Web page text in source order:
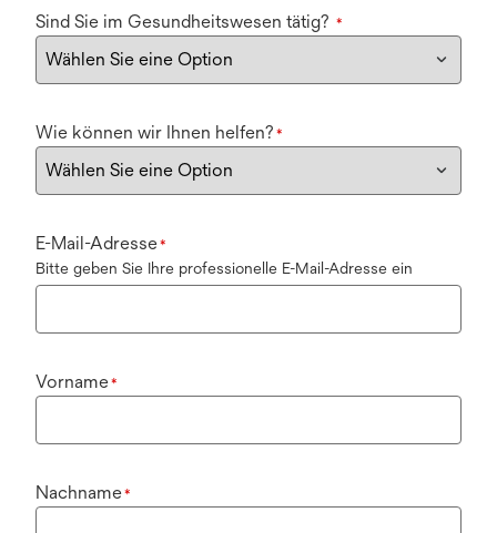
Sind Sie im Gesundheitswesen tätig? *
Wie können wir Ihnen helfen? *
E-Mail-Adresse*
Bitte geben Sie Ihre professionelle E-Mail-Adresse ein
Vorname*
Nachname*